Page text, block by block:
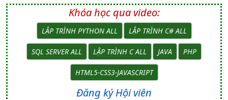
Khóa học qua video:
LẬP TRÌNH PYTHON ALL LẬP TRÌNH C# ALL
SQL SERVER ALL LẬP TRÌNH C ALL JAVA PHP
HTML5-CSS3-JAVASCRIPT
Đăng ký Hội viên